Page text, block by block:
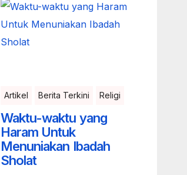
Artikel Berita Terkini Religi
Waktu-waktu yang
Haram Untuk
Menuniakan Ibadah
Sholat